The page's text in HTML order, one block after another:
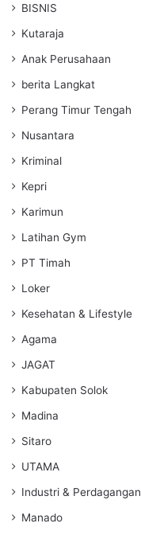
BISNIS
Kutaraja
Anak Perusahaan
berita Langkat
Perang Timur Tengah
Nusantara
Kriminal
Kepri
Karimun
Latihan Gym
PT Timah
Loker
Kesehatan & Lifestyle
Agama
JAGAT
Kabupaten Solok
Madina
Sitaro
UTAMA
Industri & Perdagangan
Manado